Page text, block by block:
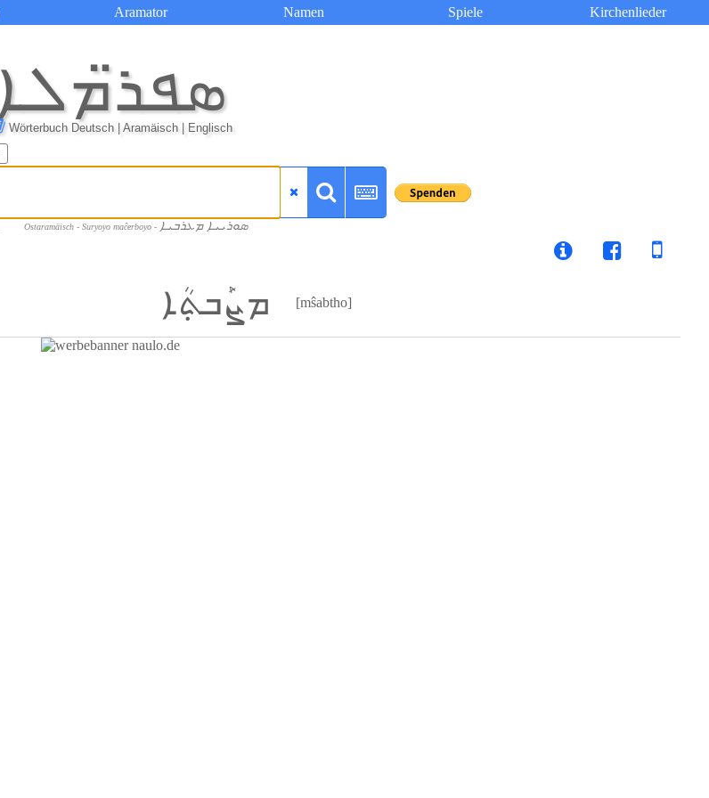
Aramator Namen Spiele Kirchenlieder
ܣܦܪ̈ܡܠܐ
Wörterbuch Deutsch | Aramäisch | Englisch
Ostaramäisch - Suryoyo maĉerboyo - ܣܘܪܝܝܐ ܡܥܪܒܝܐ
ܡܨܰܒܬ݂ܳܐ [mŝabtho]